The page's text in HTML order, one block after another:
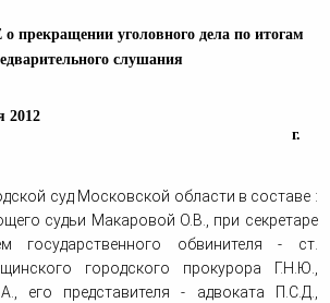
Недвижимость
Неимущественные права
Страховые споры
Таможенный адвокат
уголовного дела по итогам
слушания
2012
г.
суд Московской области в составе :
судьи Макаровой О.В., при секретаре
государственного обвинителя - ст.
городского прокурора Г.Н.Ю.,
его представителя - адвоката П.С.Д.,